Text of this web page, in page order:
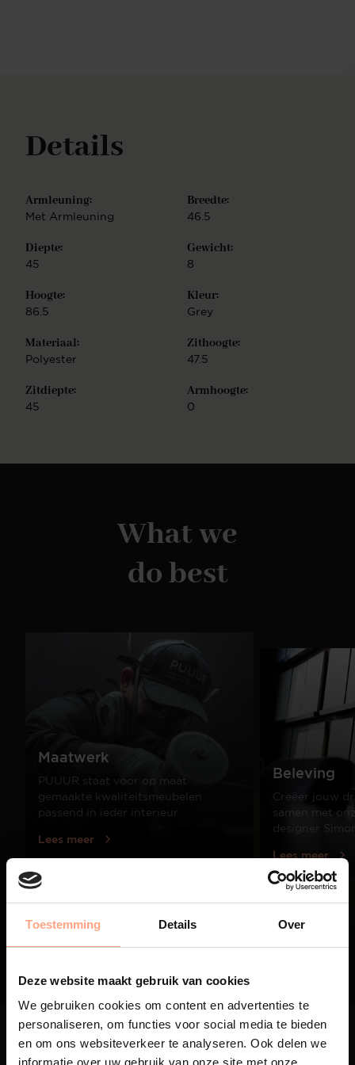
Toestemming Details Over
Deze website maakt gebruik van cookies
We gebruiken cookies om content en advertenties te
personaliseren, om functies voor social media te bieden
en om ons websiteverkeer te analyseren. Ook delen we
informatie over uw gebruik van onze site met onze
Details
Armleuning:
Met Armleuning
Breedte:
46.5
Diepte:
45
Gewicht:
8
Hoogte:
86.5
Kleur:
Grey
Materiaal:
Polyester
Zithoogte:
47.5
Zitdiepte:
45
Armhoogte:
0
What we
do best
Maatwerk
PUUUR staat voor op maat
gemaakte kwaliteitsmeubelen
passend in ieder interieur.
Lees meer
Beleving
Creëer jouw
samen met
designer
Lees meer